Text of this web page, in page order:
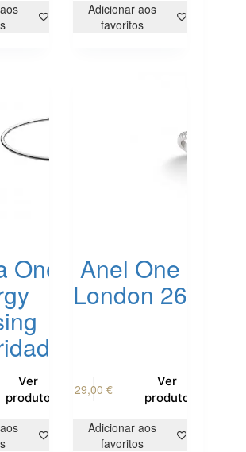
Adicionar aos
favoritos
One
Ver
produto
Anel One
London 26
29,00 €
Ver
produto
product
multiple
variants.
Adicionar aos
favoritos